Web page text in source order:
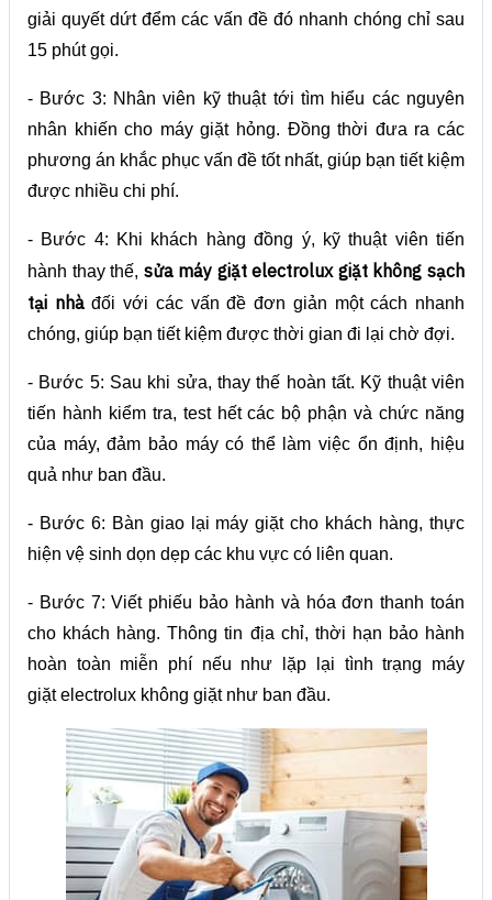
giải quyết dứt đểm các vấn đề đó nhanh chóng chỉ sau
15 phút gọi.
- Bước 3: Nhân viên kỹ thuật tới tìm hiểu các nguyên
nhân khiến cho máy giặt hỏng. Đồng thời đưa ra các
phương án khắc phục vấn đề tốt nhất, giúp bạn tiết kiệm
được nhiều chi phí.
- Bước 4: Khi khách hàng đồng ý, kỹ thuật viên tiến
hành thay thế, sửa máy giặt electrolux giặt không sạch
tại nhàđối với các vấn đề đơn giản một cách nhanh
chóng, giúp bạn tiết kiệm được thời gian đi lại chờ đợi.
- Bước 5: Sau khi sửa, thay thế hoàn tất. Kỹ thuật viên
tiến hành kiểm tra, test hết các bộ phận và chức năng
của máy, đảm bảo máy có thể làm việc ổn định, hiệu
quả như ban đầu.
- Bước 6: Bàn giao lại máy giặt cho khách hàng, thực
hiện vệ sinh dọn dẹp các khu vực có liên quan.
- Bước 7: Viết phiếu bảo hành và hóa đơn thanh toán
cho khách hàng. Thông tin địa chỉ, thời hạn bảo hành
hoàn toàn miễn phí nếu như lặp lại tình trạng máy
giặt electrolux không giặt như ban đầu.